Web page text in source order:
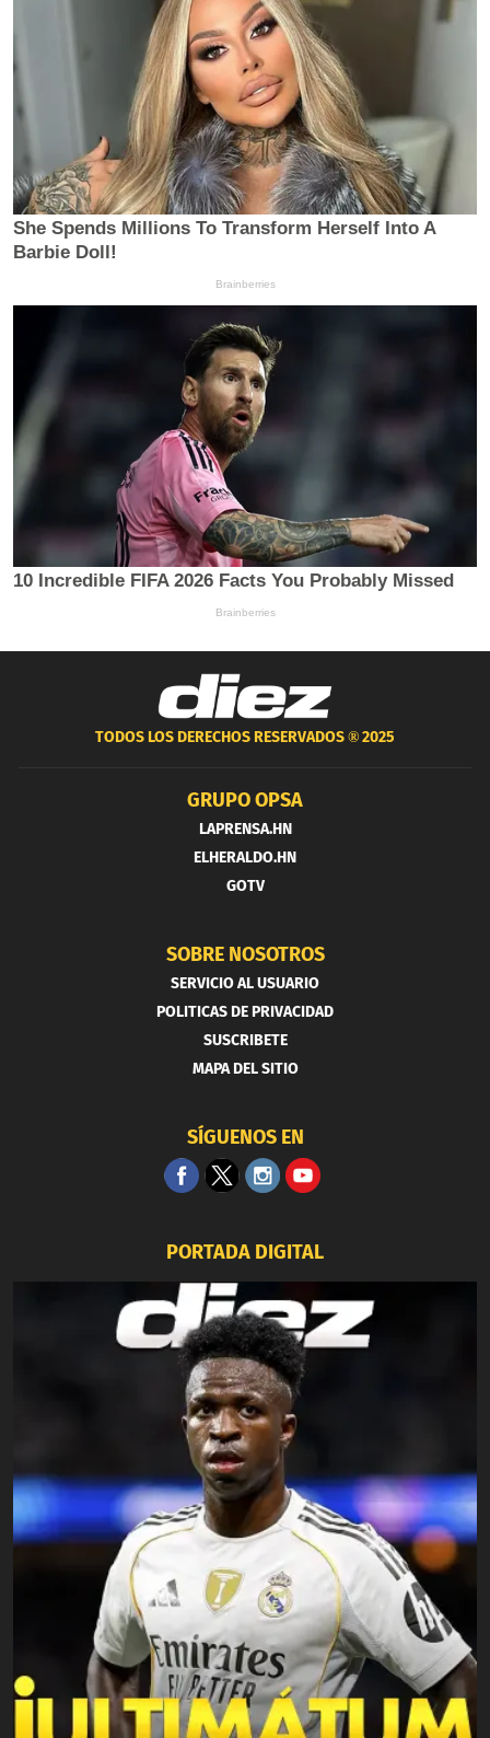
TODOS LOS DERECHOS RESERVADOS ®2025
GRUPO OPSA
LAPRENSA.HN
ELHERALDO.HN
GOTV
SOBRE NOSOTROS
SERVICIO AL USUARIO
POLITICAS DE PRIVACIDAD
SUSCRIBETE
MAPA DEL SITIO
SÍGUENOS EN
PORTADA DIGITAL